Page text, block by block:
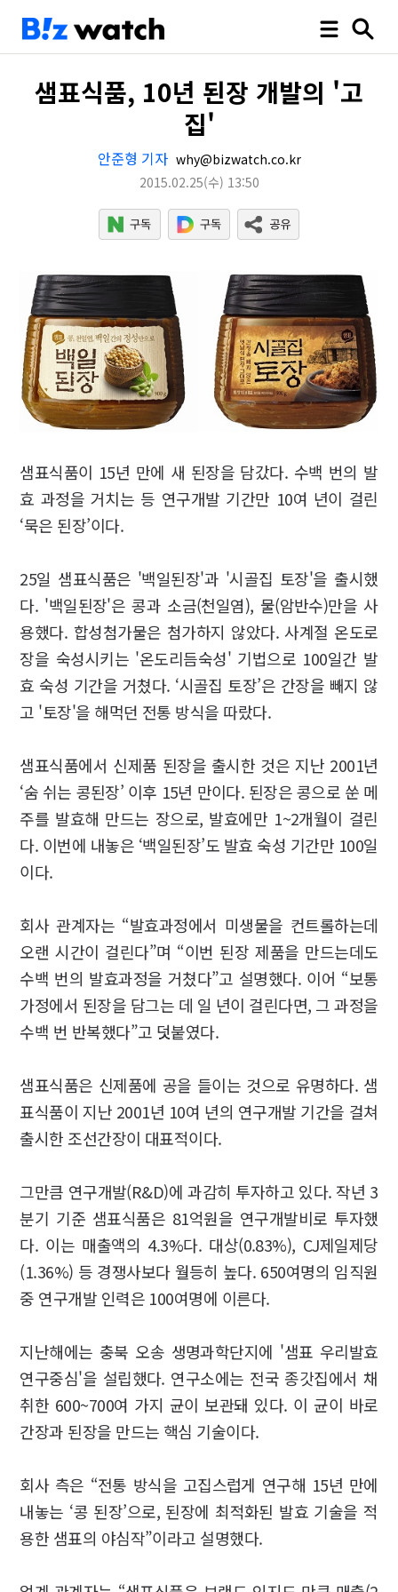
샘표식품, 10년 된장 개발의 '고
집'
안준형 기자 why@bizwatch.co.kr
2015.02.25(수) 13:50
샘표식품이 15년 만에 새 된장을 담갔다. 수백 번의 발
효 과정을 거치는 등 연구개발 기간만 10여 년이 걸린
‘묵은 된장’이다.
25일 샘표식품은 '백일된장'과 '시골집 토장'을 출시했
다. '백일된장'은 콩과 소금(천일염), 물(암반수)만을 사
용했다. 합성첨가물은 첨가하지 않았다. 사계절 온도로
장을 숙성시키는 '온도리듬숙성' 기법으로 100일간 발
효 숙성 기간을 거쳤다. ‘시골집 토장’은 간장을 빼지 않
고 '토장'을 해먹던 전통 방식을 따랐다.
샘표식품에서 신제품 된장을 출시한 것은 지난 2001년
‘숨 쉬는 콩된장’ 이후 15년 만이다. 된장은 콩으로 쑨 메
주를 발효해 만드는 장으로, 발효에만 1~2개월이 걸린
다. 이번에 내놓은 ‘백일된장’도 발효 숙성 기간만 100일
이다.
회사 관계자는 “발효과정에서 미생물을 컨트롤하는데
오랜 시간이 걸린다”며 “이번 된장 제품을 만드는데도
수백 번의 발효과정을 거쳤다”고 설명했다. 이어 “보통
가정에서 된장을 담그는 데 일 년이 걸린다면, 그 과정을
수백 번 반복했다”고 덧붙였다.
샘표식품은 신제품에 공을 들이는 것으로 유명하다. 샘
표식품이 지난 2001년 10여 년의 연구개발 기간을 걸쳐
출시한 조선간장이 대표적이다.
그만큼 연구개발(R&D)에 과감히 투자하고 있다. 작년 3
분기 기준 샘표식품은 81억원을 연구개발비로 투자했
다. 이는 매출액의 4.3%다. 대상(0.83%), CJ제일제당
(1.36%) 등 경쟁사보다 월등히 높다. 650여명의 임직원
중 연구개발 인력은 100여명에 이른다.
지난해에는 충북 오송 생명과학단지에 '샘표 우리발효
연구중심'을 설립했다. 연구소에는 전국 종갓집에서 채
취한 600~700여 가지 균이 보관돼 있다. 이 균이 바로
간장과 된장을 만드는 핵심 기술이다.
회사 측은 “전통 방식을 고집스럽게 연구해 15년 만에
내놓는 ‘콩 된장’으로, 된장에 최적화된 발효 기술을 적
용한 샘표의 야심작”이라고 설명했다.